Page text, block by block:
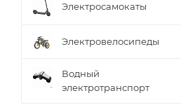
Электросамокаты
Электровелосипеды
Водный
электротранспорт